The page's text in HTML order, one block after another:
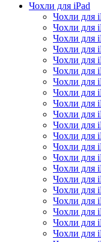
Чохли для iPad
Чохли для
Чохли для
Чохли для
Чохли для
Чохли для
Чохли для
Чохли для
Чохли для
Чохли для
Чохли для
Чохли для
Чохли для
Чохли для
Чохли для
Чохли для
Чохли для
Чохли для
Чохли для
Чохли для
Чохли для
Чохли для